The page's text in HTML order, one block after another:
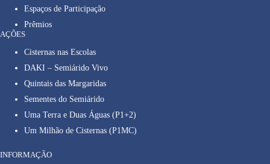
Espaços de Participação
Prêmios
AÇÕES
Cisternas nas Escolas
DAKI – Semiárido Vivo
Quintais das Margaridas
Sementes do Semiárido
Uma Terra e Duas Águas (P1+2)
Um Milhão de Cisternas (P1MC)
INFORMAÇÃO